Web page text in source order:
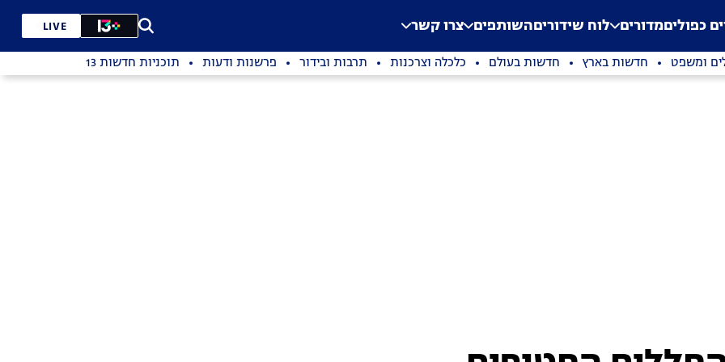
Application error: a
. כפוליםמדורים לוח שידוריםהשותפים צרו קשר LIVE
ומשפט חדשות בארץ חדשות בעולם כלכלה וצרכנות תרבות ובידור פרשנות ודעות תוכניות חדשות 13